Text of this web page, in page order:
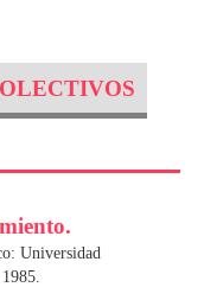
Universidad